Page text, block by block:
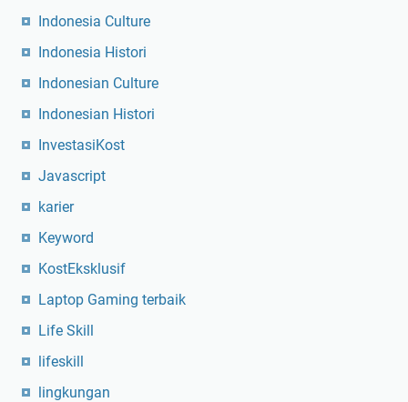
Indonesia Culture
Indonesia Histori
Indonesian Culture
Indonesian Histori
InvestasiKost
Javascript
karier
Keyword
KostEksklusif
Laptop Gaming terbaik
Life Skill
lifeskill
lingkungan